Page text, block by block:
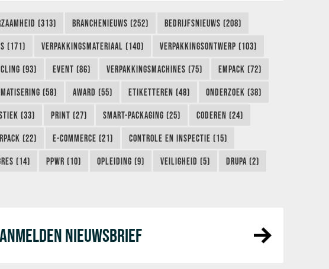
(313) BRANCHENIEUWS (252) BEDRIJFSNIEUWS (208)
(171) VERPAKKINGSMATERIAAL (140) VERPAKKINGSONTWERP (103)
(93) EVENT (86) VERPAKKINGSMACHINES (75) EMPACK (72)
(58) AWARD (55) ETIKETTEREN (48) ONDERZOEK (38)
(33) PRINT (27) SMART-PACKAGING (25) CODEREN (24)
(22) E-COMMERCE (21) CONTROLE EN INSPECTIE (15)
(14) PPWR (10) OPLEIDING (9) VEILIGHEID (5) DRUPA (2)
NIEUWSBRIEF